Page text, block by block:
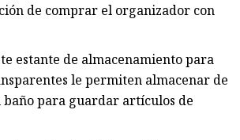
de comprar el organizador con
estante de almacenamiento para
le permiten almacenar de
baño para guardar artículos de